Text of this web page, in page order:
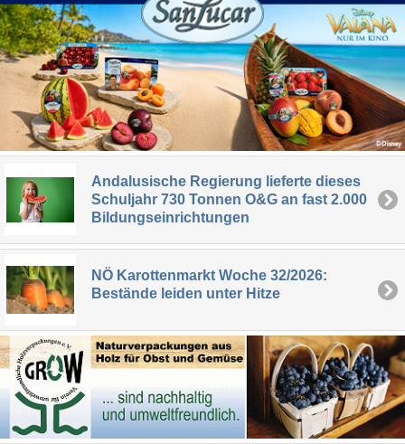
Andalusische Regierung lieferte dieses
Schuljahr 730 Tonnen O&G an fast 2.000
Bildungseinrichtungen
NÖ Karottenmarkt Woche 32/2026:
Bestände leiden unter Hitze